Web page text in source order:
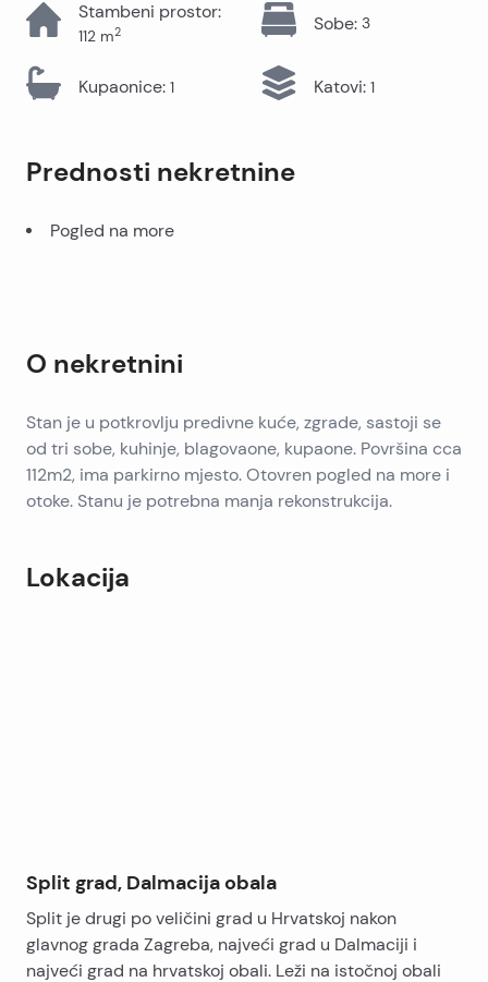
Stambeni prostor:
112 m2 Sobe: 3
Kupaonice: 1 Katovi: 1
Prednosti nekretnine
Pogled na more
O nekretnini
Stan je u potkrovlju predivne kuće, zgrade, sastoji se
od tri sobe, kuhinje, blagovaone, kupaone. Površina cca
112m2, ima parkirno mjesto. Otovren pogled na more i
otoke. Stanu je potrebna manja rekonstrukcija.
Lokacija
Split grad, Dalmacija obala
Split je drugi po veličini grad u Hrvatskoj nakon
glavnog grada Zagreba, najveći grad u Dalmaciji i
najveći grad na hrvatskoj obali. Leži na istočnoj obali